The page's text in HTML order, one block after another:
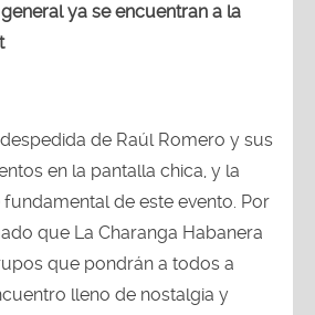
ya se encuentran a la
de Raúl Romero y sus
en la pantalla chica, y la
de este evento. Por
que La Charanga Habanera
que pondrán a todos a
lleno de nostalgia y